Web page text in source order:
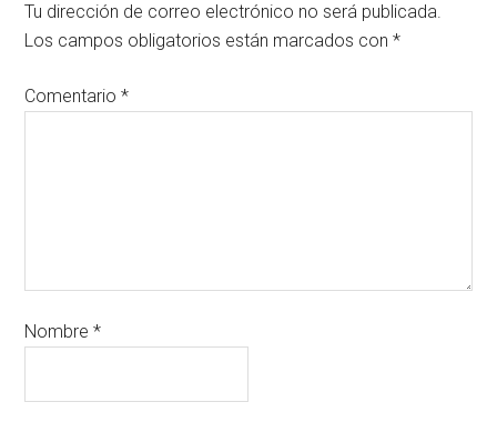
Tu dirección de correo electrónico no será publicada.
Los campos obligatorios están marcados con*
Comentario*
Nombre*